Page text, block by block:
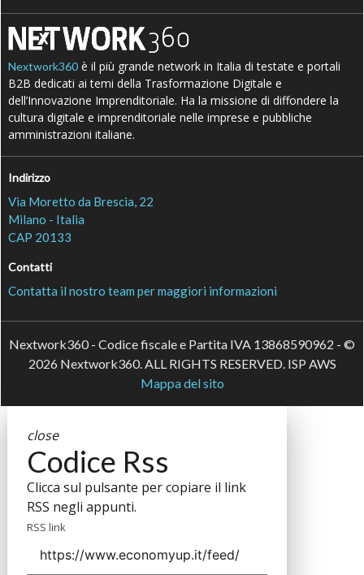
Nextwork360 è il più grande network in Italia di testate e portali
B2B dedicati ai temi della Trasformazione Digitale e
dell’Innovazione Imprenditoriale. Ha la missione di diffondere la
cultura digitale e imprenditoriale nelle imprese e pubbliche
amministrazioni italiane.
Indirizzo
Via Moretto da Brescia, 22
Milano - Italia
CAP 20133
Contatti
Contatta il nostro team per maggiori informazioni
Nextwork360 - Codice fiscale e Partita IVA 13868590962 - ©
2026 Nextwork360. ALL RIGHTS RESERVED. ISP AWS
Mappa del sito
close
Codice Rss
Clicca sul pulsante per copiare il link
RSS negli appunti.
RSS link